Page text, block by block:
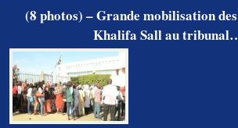
(8 photos) – Grande mobilisation
Khalifa Sall au